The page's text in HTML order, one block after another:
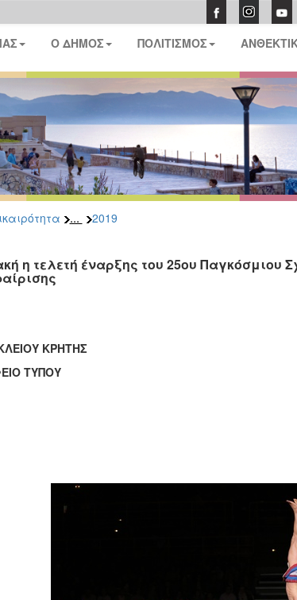
Ο ΔΗΜΟΣ ΠΟΛΙΤΙΣΜΟΣ
... 2019
η τελετή έναρξης του 25ου Παγκόσμιου
ΚΡΗΤΗΣ
ΤΥΠΟΥ